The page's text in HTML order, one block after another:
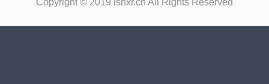
Copyright © 2019 lshxr.cn All Rights Reserved